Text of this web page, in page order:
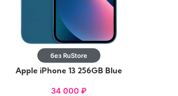
без RuStore
Apple iPhone 13 256GB Blue
34 000 ₽